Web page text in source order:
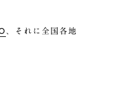
、それに全国各地